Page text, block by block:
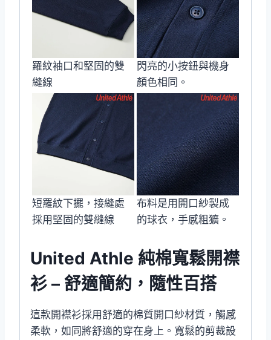
羅紋袖口和堅固的雙
縫線
閃亮的小按鈕與機身
顏色相同。
短羅紋下擺，接縫處
採用堅固的雙縫線
布料是用開口紗製成
的球衣，手感粗獷。
United Athle 純棉寬鬆開襟
衫 – 舒適簡約，隨性百搭
這款開襟衫採用舒適的棉質開口紗材質，觸感
柔軟，如同將舒適的穿在身上。寬鬆的剪裁設